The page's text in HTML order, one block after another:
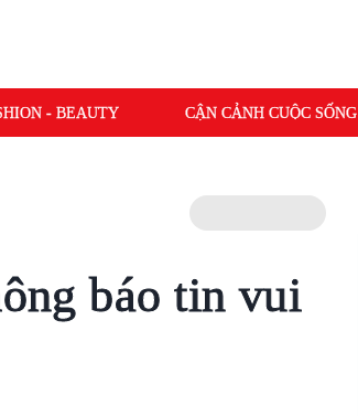
- BEAUTY CẬN CẢNH CUỘC SỐNG
báo tin vui